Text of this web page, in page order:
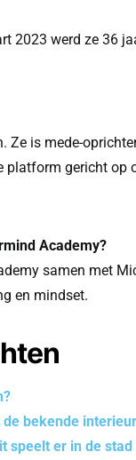
2023 werd ze 36
Ze is mede-
platform gericht op
Academy?
samen met
en mindset.
bekende
speelt er in de stad